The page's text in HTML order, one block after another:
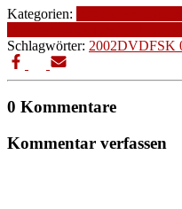
Kategorien:
Schlagwörter: 2002DVDFSK
0 Kommentare
Kommentar verfassen